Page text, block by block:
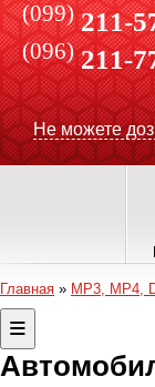
(099) 211-
(096)211-
Не можете
Главная » MP3, MP4,